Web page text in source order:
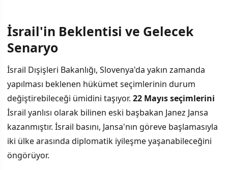
İsrail'in Beklentisi ve Gelecek
Senaryo
İsrail Dışişleri Bakanlığı, Slovenya'da yakın zamanda
yapılması beklenen hükümet seçimlerinin durum
değiştirebileceği ümidini taşıyor. 22 Mayıs seçimlerini
İsrail yanlısı olarak bilinen eski başbakan Janez Jansa
kazanmıştır. İsrail basını, Jansa'nın göreve başlamasıyla
iki ülke arasında diplomatik iyileşme yaşanabileceğini
öngörüyor.